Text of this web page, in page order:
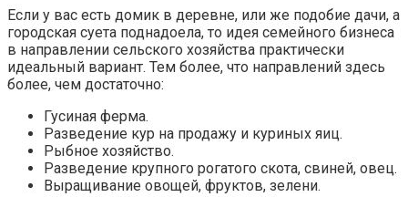
Если у вас есть домик в деревне, или же подобие дачи, а
городская суета поднадоела, то идея семейного бизнеса
в направлении сельского хозяйства практически
идеальный вариант. Тем более, что направлений здесь
более, чем достаточно:
Гусиная ферма.
Разведение кур на продажу и куриных яиц.
Рыбное хозяйство.
Разведение крупного рогатого скота, свиней, овец.
Выращивание овощей, фруктов, зелени.